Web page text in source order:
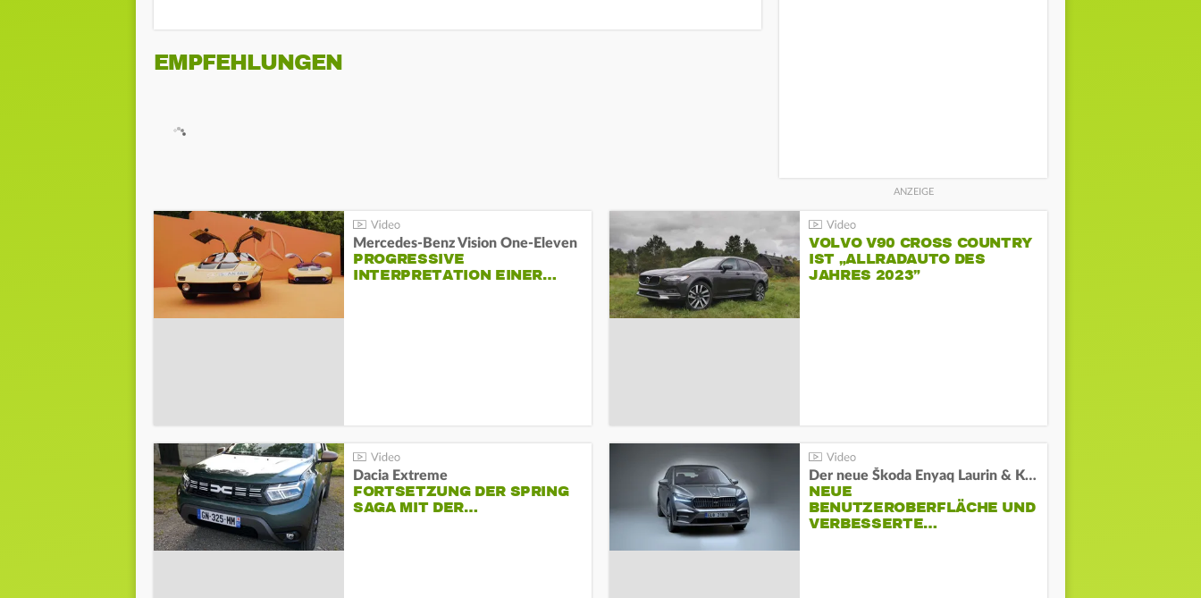
EMPFEHLUNGEN
Mercedes-Benz Vision One-Eleven
PROGRESSIVE
INTERPRETATION EINER…
VOLVO V90 CROSS COUNTRY
IST „ALLRADAUTO DES
JAHRES 2023”
Dacia Extreme
FORTSETZUNG DER SPRING
SAGA MIT DER…
Der neue Škoda Enyaq Laurin & Klement
NEUE
BENUTZEROBERFLÄCHE UND
VERBESSERTE…